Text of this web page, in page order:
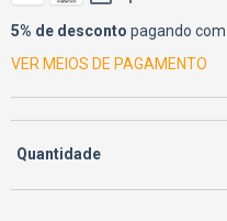
5% de desconto pagando
VER MEIOS DE PAGAMENTO
Quantidade